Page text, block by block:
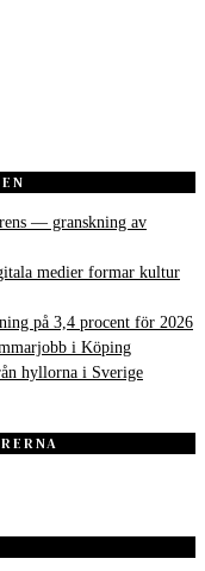
— granskning av
medier formar kultur
på 3,4 procent för 2026
i Köping
hyllorna i Sverige